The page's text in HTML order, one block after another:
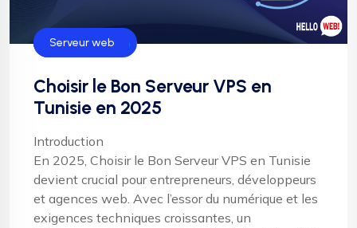
Hébergement
Serveur web
Choisir le Bon Serveur VPS en
Tunisie en 2025
Introduction
En 2025, Choisir le Bon Serveur VPS en Tunisie
devient crucial pour entrepreneurs, développeurs
et agences web. Avec l’essor du numérique et les
exigences techniques croissantes, un